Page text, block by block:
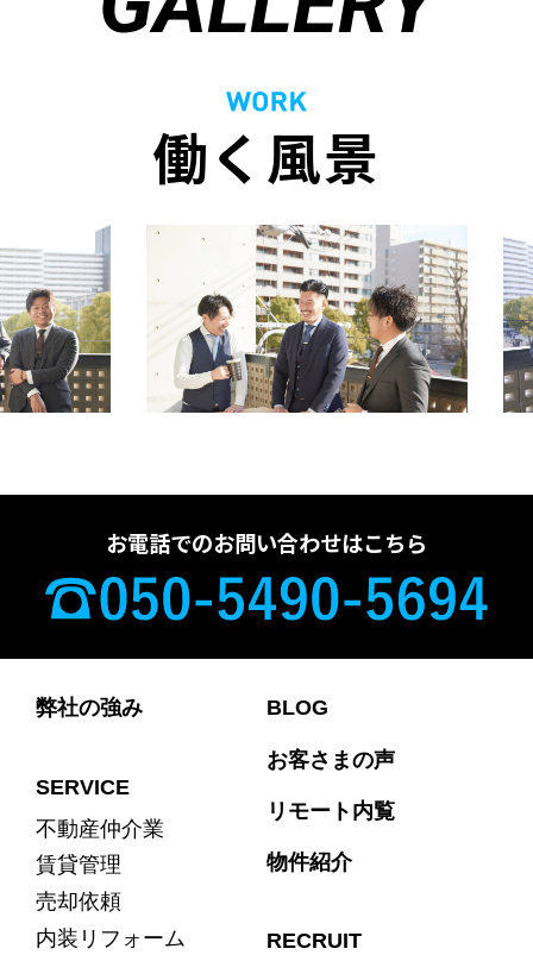
働く風景
お電話でのお問い合わせはこちら
弊社の強み
SERVICE
不動産仲介業
賃貸管理
売却依頼
内装リフォーム
BLOG
お客さまの声
リモート内覧
物件紹介
RECRUIT